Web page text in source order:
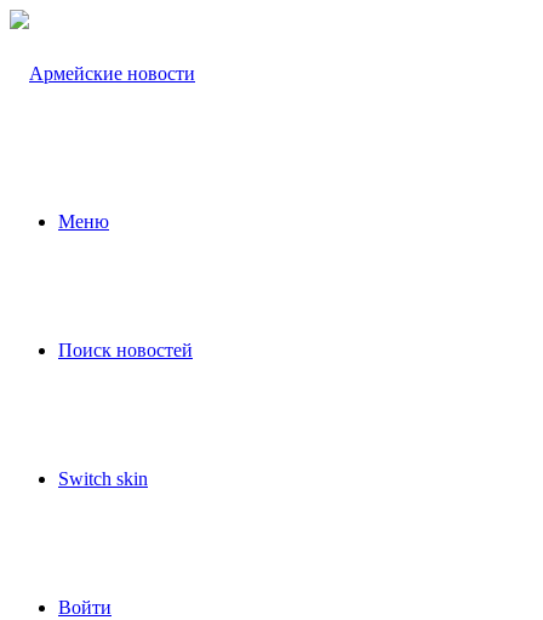
Меню
Поиск новостей
Switch skin
Войти